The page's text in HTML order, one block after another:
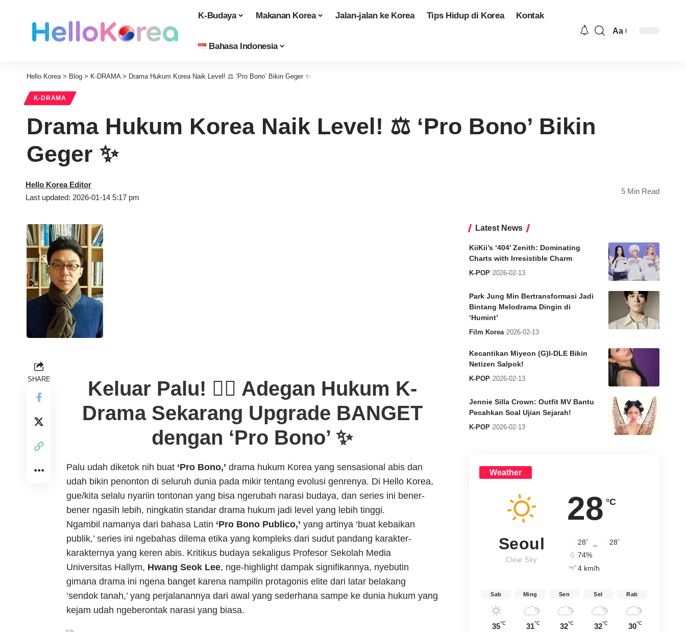
K-Budaya Makanan Korea Jalan-jalan ke Korea Tips Hidup di Korea Kontak
Bahasa Indonesia
Aa
Hello Korea> Blog > K-DRAMA> Drama Hukum Korea Naik Level! ⚖️ ‘Pro Bono’ Bikin Geger ✨
K-DRAMA
Drama Hukum Korea Naik Level! ⚖️ ‘Pro Bono’ Bikin
Geger ✨
Last updated: 2026-01-14 5:17 pm
Hello Korea Editor
5 Min Read
SHARE
Keluar Palu! 🧑‍⚖️ Adegan Hukum K-
Drama Sekarang Upgrade BANGET
dengan ‘Pro Bono’ ✨
Palu udah diketok nih buat ‘Pro Bono,’ drama hukum Korea yang sensasional abis dan
udah bikin penonton di seluruh dunia pada mikir tentang evolusi genrenya. Di Hello Korea,
gue/kita selalu nyariin tontonan yang bisa ngerubah narasi budaya, dan series ini bener-
bener ngasih lebih, ningkatin standar drama hukum jadi level yang lebih tinggi.
Ngambil namanya dari bahasa Latin ‘Pro Bono Publico,’ yang artinya ‘buat kebaikan
publik,’ series ini ngebahas dilema etika yang kompleks dari sudut pandang karakter-
karakternya yang keren abis. Kritikus budaya sekaligus Profesor Sekolah Media
Universitas Hallym, Hwang Seok Lee, nge-highlight dampak signifikannya, nyebutin
gimana drama ini ngena banget karena nampilin protagonis elite dari latar belakang
‘sendok tanah,’ yang perjalanannya dari awal yang sederhana sampe ke dunia hukum yang
kejam udah ngeberontak narasi yang biasa.
Latest News
KiiKii’s ‘404’ Zenith: Dominating
Charts with Irresistible Charm
K-POP 2026-02-13
Park Jung Min Bertransformasi Jadi
Bintang Melodrama Dingin di
‘Humint’
Film Korea 2026-02-13
Kecantikan Miyeon (G)I-DLE Bikin
Netizen Salpok!
K-POP 2026-02-13
Jennie Silla Crown: Outfit MV Bantu
Pecahkan Soal Ujian Sejarah!
K-POP 2026-02-13
Weather
28 °C
Seoul
Clear Sky
28° 28°
74%
4 km/h
Sab
35°C
Ming
31°C
Sen
32°C
Sel
32°C
Rab
30°C